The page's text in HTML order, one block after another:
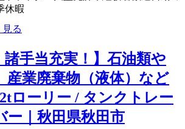
休暇
る
諸手当充実！】石油類や
産業廃棄物（液体）など
ローリー / タンクトレー
ー｜秋田県秋田市